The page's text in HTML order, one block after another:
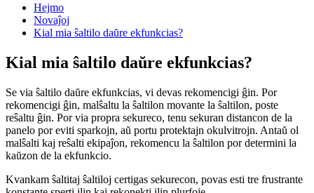
Hejmo
Novaĵoj
Kial mia ŝaltilo daŭre ekfunkcias?
Kial mia ŝaltilo daŭre ekfunkcias?
Se via ŝaltilo daŭre ekfunkcias, vi devas rekomencigi ĝin. Por
rekomencigi ĝin, malŝaltu la ŝaltilon movante la ŝaltilon, poste
reŝaltu ĝin. Por via propra sekureco, tenu sekuran distancon de la
panelo por eviti sparkojn, aŭ portu protektajn okulvitrojn. Antaŭ ol
malŝalti kaj reŝalti ekipaĵon, rekomencu la ŝaltilon por determini la
kaŭzon de la ekfunkcio.
Kvankam ŝaltitaj ŝaltiloj certigas sekurecon, povas esti tre frustrante